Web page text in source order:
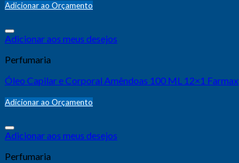
Adicionar ao Orçamento
Adicionar aos meus desejos
Perfumaria
Óleo Capilar e Corporal Amêndoas 100 ML 12×1 Farmax
Adicionar ao Orçamento
Adicionar aos meus desejos
Perfumaria